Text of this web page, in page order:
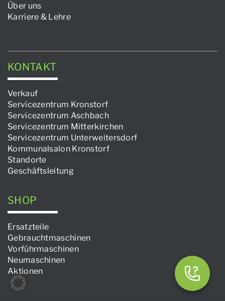
Über uns
Karriere & Lehre
KONTAKT
Verkauf
Servicezentrum Kronstorf
Servicezentrum Aschbach
Servicezentrum Mitterkirchen
Servicezentrum Unterweitersdorf
Kommunalsalon Kronstorf
Standorte
Geschäftsleitung
SHOP
Ersatzteile
Gebrauchtmaschinen
Vorführmaschinen
Neumaschinen
Aktionen